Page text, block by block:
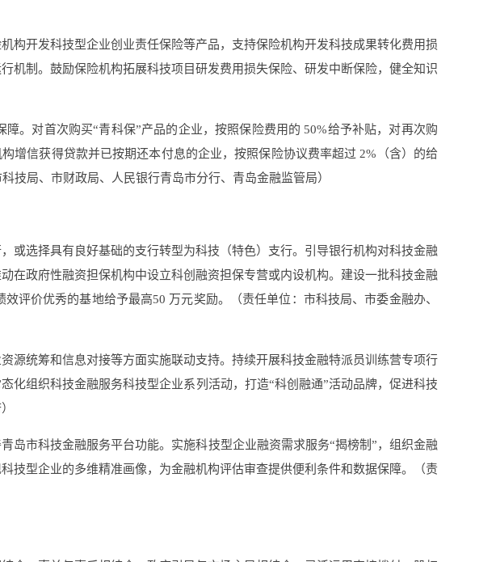
构开发科技型企业创业责任保险等产品，支持保险机构开发科技成果转化费用损
机制。鼓励保险机构拓展科技项目研发费用损失保险、研发中断保险，健全知识
。对首次购买“青科保”产品的企业，按照保险费用的 50%给予补贴，对再次购
增信获得贷款并已按期还本付息的企业，按照保险协议费率超过 2%（含）的给
技局、市财政局、人民银行青岛市分行、青岛金融监管局）
或选择具有良好基础的支行转型为科技（特色）支行。引导银行机构对科技金融
在政府性融资担保机构中设立科创融资担保专营或内设机构。建设一批科技金融
评价优秀的基地给予最高50 万元奖励。（责任单位：市科技局、市委金融办、
源统筹和信息对接等方面实施联动支持。持续开展科技金融特派员训练营专项行
化组织科技金融服务科技型企业系列活动，打造“科创融通”活动品牌，促进科技
岛市科技金融服务平台功能。实施科技型企业融资需求服务“揭榜制”，组织金融
技型企业的多维精准画像，为金融机构评估审查提供便利条件和数据保障。（责